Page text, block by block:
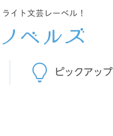
イト文芸レーベル！
ピックアップ